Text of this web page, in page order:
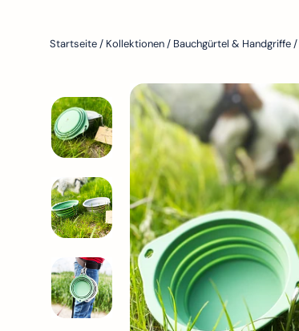
Startseite/ Kollektionen/ Bauchgürtel & Handgriffe/